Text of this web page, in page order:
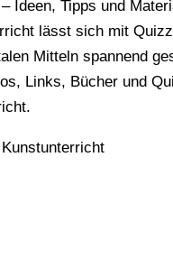
Ideen, Tipps und
lässt sich mit
Mitteln spannend
Links, Bücher und